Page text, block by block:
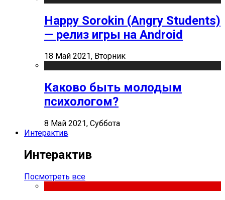
Happy Sorokin (Angry Students)
— релиз игры на Android
18 Май 2021, Вторник
Каково быть молодым
психологом?
8 Май 2021, Суббота
Интерактив
Интерактив
Посмотреть все